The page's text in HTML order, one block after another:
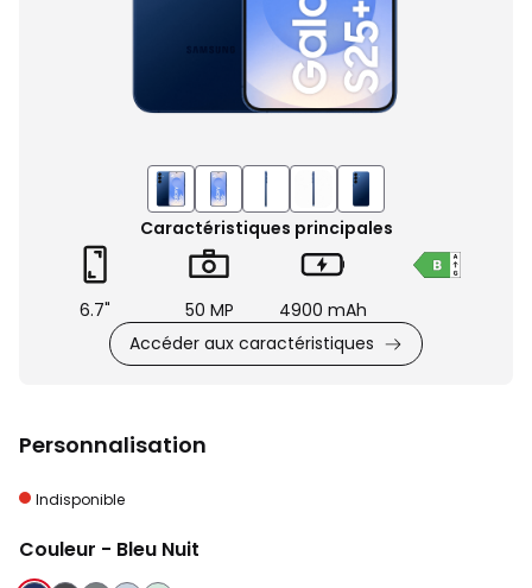
Caractéristiques principales
6.7" 50 MP
4900 mAh
Accéder aux caractéristiques
Personnalisation
Indisponible
Couleur - Bleu Nuit